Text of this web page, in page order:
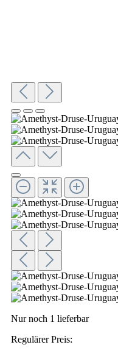
Nur noch 1 lieferbar
Regulärer Preis: